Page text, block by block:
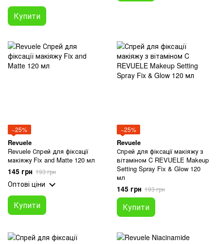
Купити
−25%
Revuele
Revuele Спрей для фіксації
макіяжу Fix and Matte 120 мл
145 грн 193 грн
Оптові ціни
Купити
−25%
Revuele
Спрей для фіксації макіяжу з
вітаміном C REVUELE Makeup
Setting Spray Fix & Glow 120
мл
145 грн 193 грн
Купити